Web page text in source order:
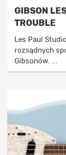
GIBSON
TROUBLE
Les Paul
rozsądnych
Gibsonów. ...